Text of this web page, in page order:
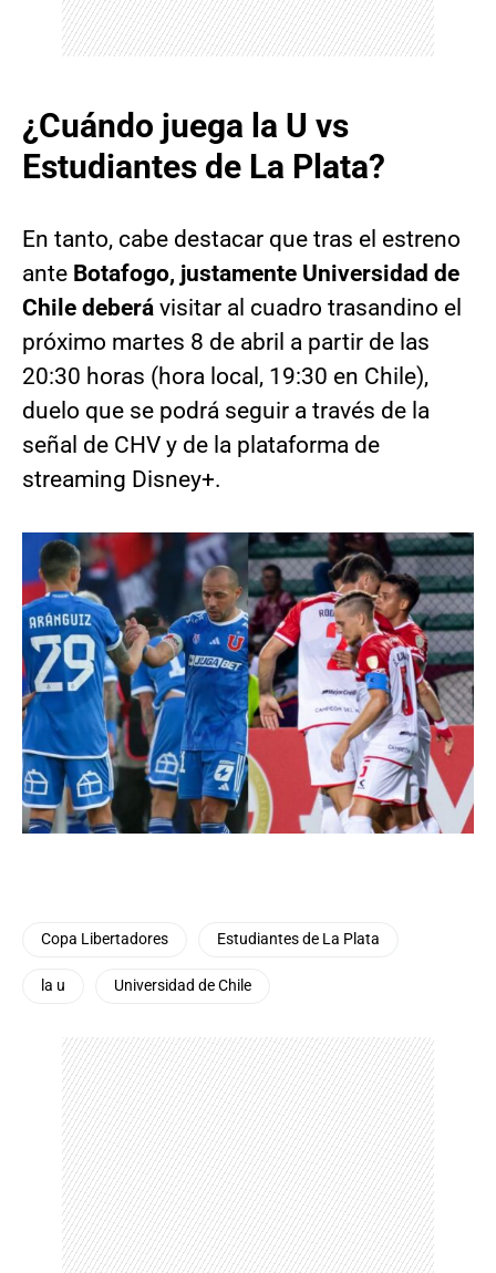
¿Cuándo juega la U vs
Estudiantes de La Plata?
En tanto, cabe destacar que tras el estreno
ante Botafogo, justamente Universidad de
Chile deberá visitar al cuadro trasandino el
próximo martes 8 de abril a partir de las
20:30 horas (hora local, 19:30 en Chile),
duelo que se podrá seguir a través de la
señal de CHV y de la plataforma de
streaming Disney+.
Copa Libertadores Estudiantes de La Plata
la u Universidad de Chile